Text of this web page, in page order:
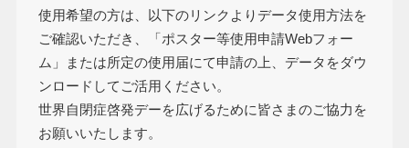
使用希望の方は、以下のリンクよりデータ使用方法を
ご確認いただき、「ポスター等使用申請Webフォー
ム」または所定の使用届にて申請の上、データをダウ
ンロードしてご活用ください。
世界自閉症啓発デーを広げるために皆さまのご協力を
お願いいたします。